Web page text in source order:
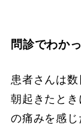
問診でわか
患者さんは数
朝起きたと
の痛みを感